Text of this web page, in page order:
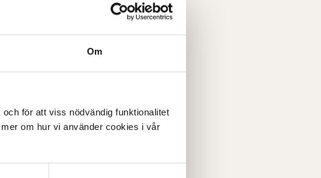
Om
för att viss nödvändig funktionalitet
om hur vi använder cookies i vår
med Klöverns gröna
stora intresset för emissionen
och klimatmål. För
inom bostadssegmentet.
för vår
som bekräftar